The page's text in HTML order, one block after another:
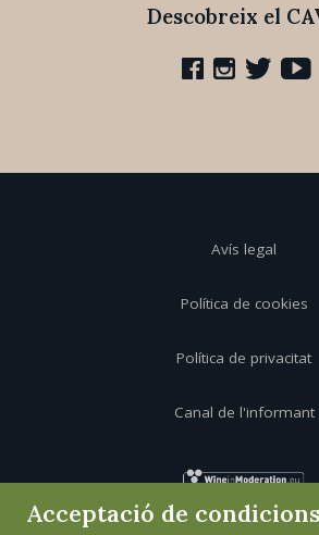
Descobreix el
Avís legal
Política de cookies
Política de privacitat
Canal de l'informant
Acceptació de